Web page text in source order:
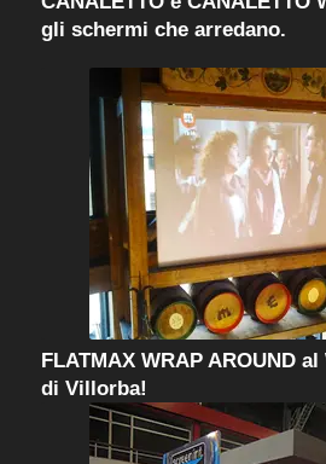
gli schermi che arredano.
FLATMAX WRAP AROUND al
di Villorba!